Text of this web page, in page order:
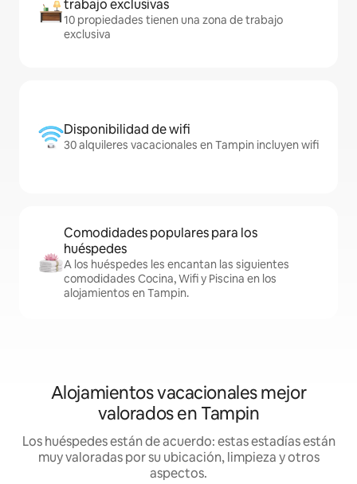
trabajo exclusivas
10 propiedades tienen una zona de trabajo
exclusiva
Disponibilidad de wifi
30 alquileres vacacionales en Tampin incluyen wifi
Comodidades populares para los
huéspedes
A los huéspedes les encantan las siguientes
comodidades Cocina, Wifi y Piscina en los
alojamientos en Tampin.
Alojamientos vacacionales mejor
valorados en Tampin
Los huéspedes están de acuerdo: estas estadías están
muy valoradas por su ubicación, limpieza y otros
aspectos.